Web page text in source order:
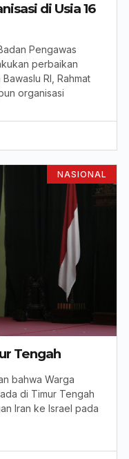
di Usia 16
Pengawas
perbaikan
RI, Rahmat
organisasi
NASIONAL
Tengah
bahwa Warga
di Timur Tengah
Iran ke Israel pada